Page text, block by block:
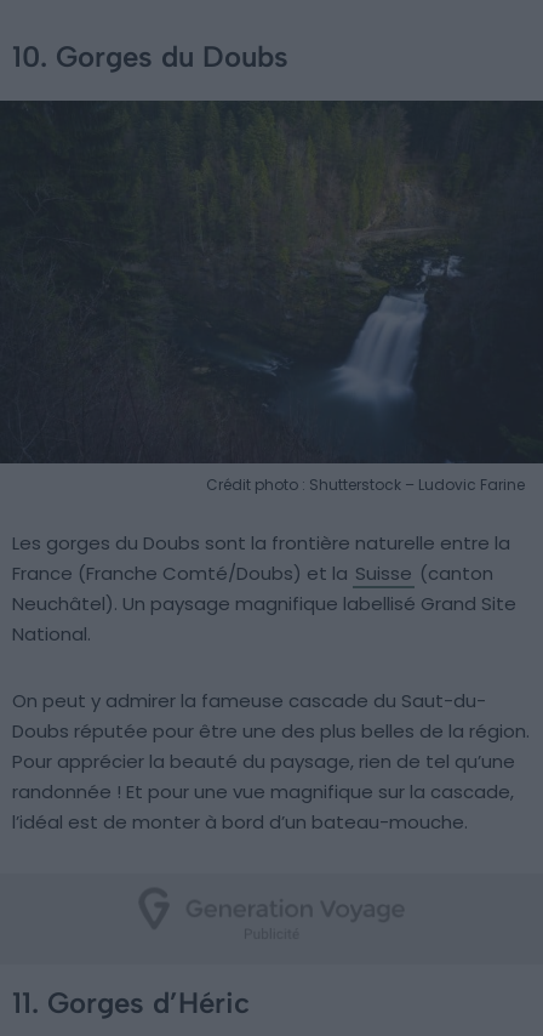
10. Gorges du Doubs
Crédit photo : Shutterstock – Ludovic Farine
Les gorges du Doubs sont la frontière naturelle entre la
France (Franche Comté/Doubs) et la Suisse (canton
Neuchâtel). Un paysage magnifique labellisé Grand Site
National.
On peut y admirer la fameuse cascade du Saut-du-
Doubs réputée pour être une des plus belles de la région.
Pour apprécier la beauté du paysage, rien de tel qu’une
randonnée ! Et pour une vue magnifique sur la cascade,
l’idéal est de monter à bord d’un bateau-mouche.
11. Gorges d’Héric